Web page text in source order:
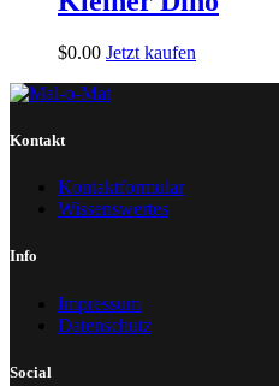
$0.00 Jetzt kaufen
Kontakt
Kontaktformular
Wissenswertes
Info
Impressum
Datenschutz
Social